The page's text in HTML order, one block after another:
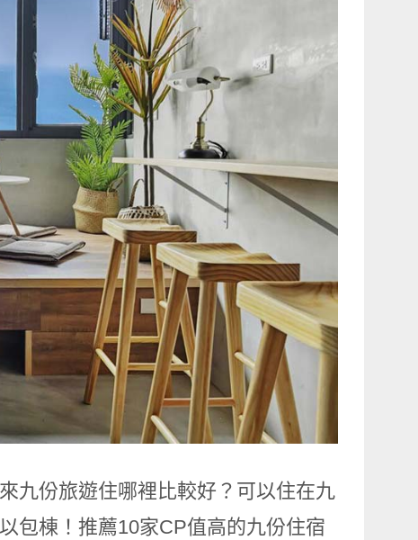
九份旅遊住哪裡比較好？可以住在九
包棟！推薦10家CP值高的九份住宿